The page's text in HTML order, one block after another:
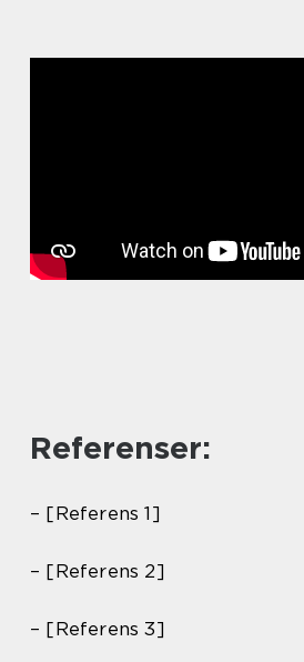
Referenser:
– [Referens 1]
– [Referens 2]
– [Referens 3]